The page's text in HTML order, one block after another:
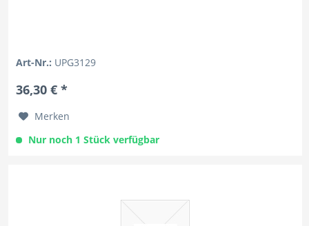
Art-Nr.: UPG3129
36,30 € *
Merken
Nur noch 1 Stück verfügbar